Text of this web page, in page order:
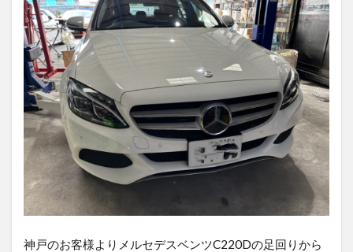
神戸のお客様よりメルセデスベンツC220Dの足回りから